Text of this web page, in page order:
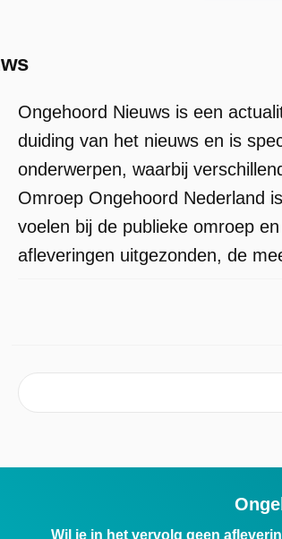
Ongehoord Nieuws is een
duiding van het nieuws en is
onderwerpen, waarbij
Omroep Ongehoord Nederland
voelen bij de publieke omroep
afleveringen uitgezonden, de
Wil je in het vervolg geen